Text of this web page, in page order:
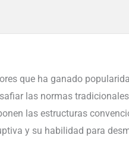
que ha ganado
las normas
las estructuras
y su habilidad para